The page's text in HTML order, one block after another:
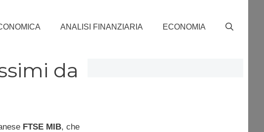
ANALISI FINANZIARIA ECONOMIA
da
FTSE MIB, che